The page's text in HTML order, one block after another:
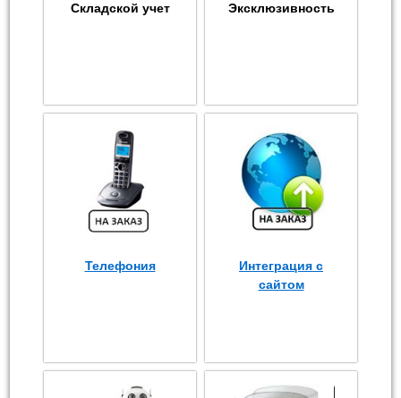
Складской учет Эксклюзивность
Телефония
Интеграция с
сайтом